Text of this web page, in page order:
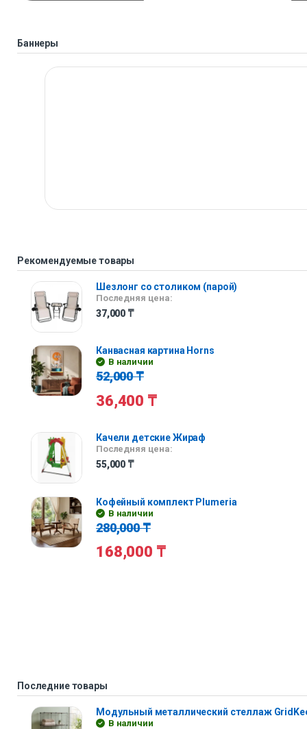
Баннеры
Рекомендуемые товары
Шезлонг со столиком (парой)
Последняя цена:
37,000 ₸
Канвасная картина Horns
В наличии
52,000₸
36,400 ₸
Качели детские Жираф
Последняя цена:
55,000 ₸
Кофейный комплект Plumeria
В наличии
280,000₸
168,000 ₸
Последние товары
Модульный металлический стеллаж
В наличии